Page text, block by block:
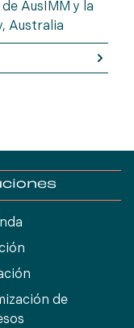
AusIMM y la
Australia
de
prácticas,
de